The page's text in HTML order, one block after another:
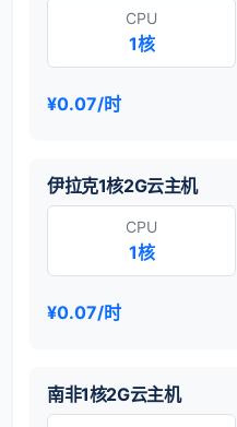
CPU
1核
¥0.07/时
伊拉克1核2G云主机
CPU
1核
¥0.07/时
南非1核2G云主机